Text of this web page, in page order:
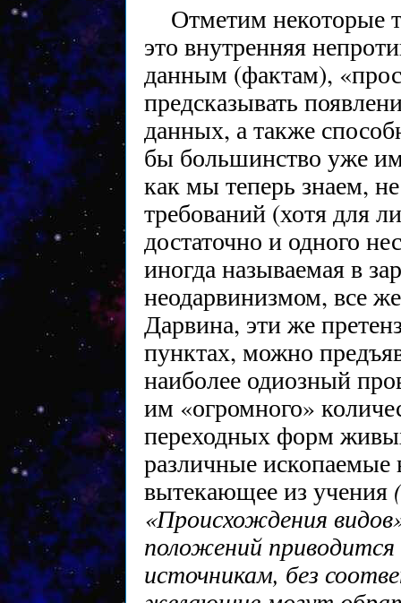
Отметим некоторые
это внутренняя
данным (фактам),
предсказывать
данных, а также
бы большинство уже
как мы теперь знаем,
требований (хотя для
достаточно и одного
иногда называемая в
неодарвинизмом, все
Дарвина, эти же
пунктах, можно
наиболее одиозный
им «огромного»
переходных форм
различные
вытекающее из учения
«Происхождения
положений
источникам, без